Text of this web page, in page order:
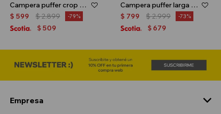
Campera puffer crop - Beige
$ 599 $2.899 79
$ 509
Campera puffer larga - Verde oliva
$ 799 $2.999 73
$ 679
Empresa